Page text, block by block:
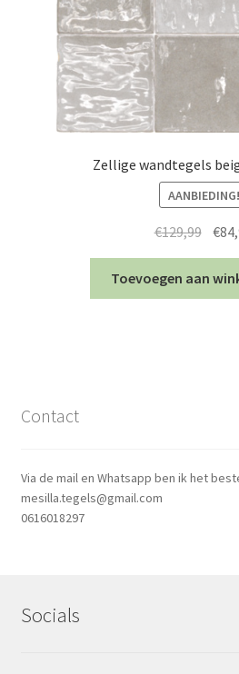
Zellige wandtegels
AANBIEDING!
€129,99
prijs
was:
€
Toevoegen aan
Contact
Via de mail en Whatsapp ben ik het
mesilla.tegels@gmail.com
0616018297
Socials